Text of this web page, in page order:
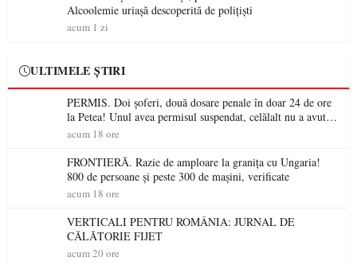
Alcoolemie uriașă descoperită de polițiști
acum 1 zi
ULTIMELE ȘTIRI
PERMIS. Doi șoferi, două dosare penale în doar 24 de ore
la Petea! Unul avea permisul suspendat, celălalt nu a avut
niciodată permis
acum 18 ore
FRONTIERĂ. Razie de amploare la granița cu Ungaria!
800 de persoane și peste 300 de mașini, verificate
acum 18 ore
VERTICALI PENTRU ROMÂNIA: JURNAL DE
CĂLĂTORIE FIJET
acum 20 ore